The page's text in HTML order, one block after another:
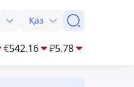
Қаз
€542.16 ₽5.78